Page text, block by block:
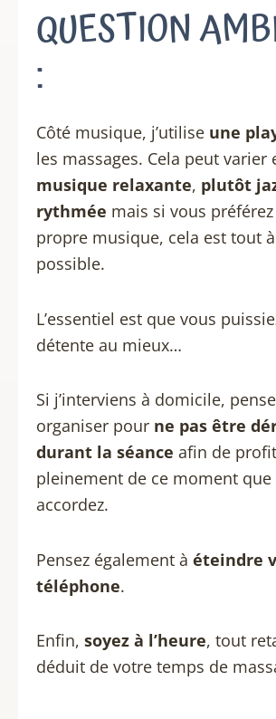
QUESTION
:
Côté musique, j’utilise une
les massages. Cela peut varier
musique relaxante, plutôt
rythmée mais si vous
propre musique, cela est tout
possible.
L’essentiel est que vous
détente au mieux…
Si j’interviens à domicile,
organiser pour ne pas être
durant la séance afin de
pleinement de ce moment que
accordez.
Pensez également à éteindre
téléphone.
Enfin, soyez à l’heure, tout
déduit de votre temps de